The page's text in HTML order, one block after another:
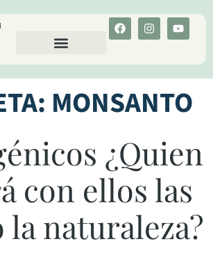
MONSANTO
¿Quien
con ellos las
la naturaleza?